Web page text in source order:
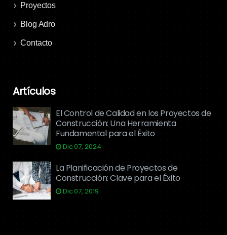
Proyectos
Blog Adro
Contacto
Artículos
El Control de Calidad en los Proyectos de
Construcción: Una Herramienta
Fundamental para el Éxito
Dic 07, 2024
La Planificación de Proyectos de
Construcción: Clave para el Éxito
Dic 07, 2019